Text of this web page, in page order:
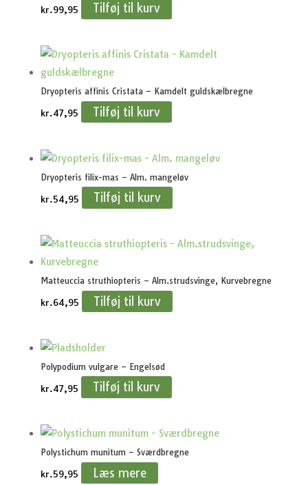
kr.99,95 Tilføj til kurv
Dryopteris affinis Cristata – Kamdelt guldskælbregne
kr.47,95 Tilføj til kurv
Dryopteris filix-mas – Alm. mangeløv
kr.54,95 Tilføj til kurv
Matteuccia struthiopteris – Alm.strudsvinge, Kurvebregne
kr.64,95 Tilføj til kurv
Polypodium vulgare – Engelsød
kr.47,95 Tilføj til kurv
Polystichum munitum – Sværdbregne
kr.59,95 Læs mere